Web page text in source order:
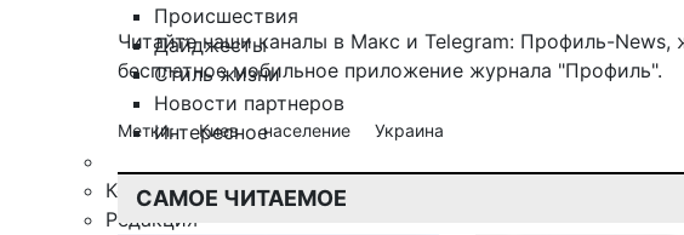
Происшествия
Дайджесты
Стиль жизни
Новости партнеров
Интересное
Контакты
Редакция
Читайте наши каналы в Макс и Telegram: Профиль-News,
бесплатное мобильное приложение журнала "Профиль".
Метки: Киев население Украина
САМОЕ ЧИТАЕМОЕ